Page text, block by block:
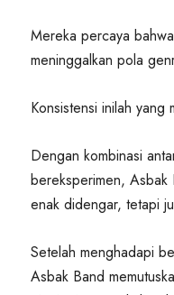
Mereka percaya
meninggalkan pola
Konsistensi inilah
Dengan kombinasi
bereksperimen, Asbak
enak didengar, tetapi
Setelah menghadapi
Asbak Band